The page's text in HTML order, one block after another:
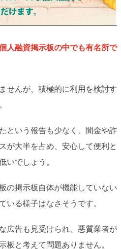
人融資掲示板の中でも有名所で
せんが、積極的に利用を検討す
という報告も少なく、闇金や詐
が大半を占め、安心して便利と
いでしょう。
の掲示板自体が機能していない
いる様子はなさそうです。
広告も見受けられ、悪質業者が
板と考えて問題ありません。